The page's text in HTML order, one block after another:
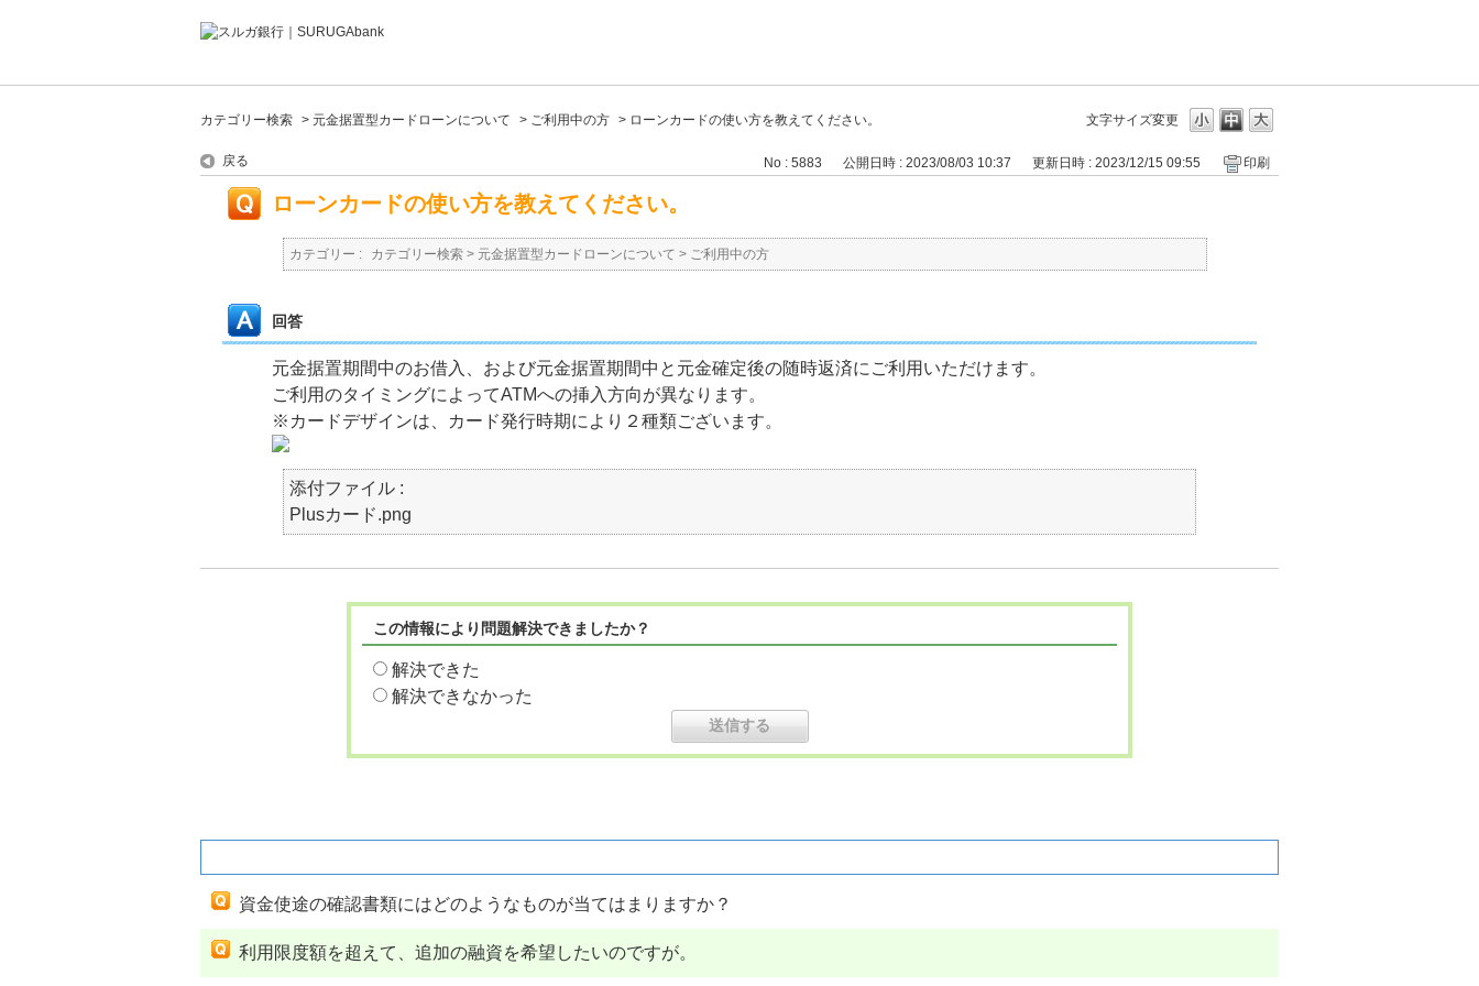
文字サイズ変更
カテゴリー検索 > 元金据置型カードローンについて > ご利用中の方 > ローンカードの使い方を教えてください。
戻る No : 5883 公開日時 : 2023/08/03 10:37 更新日時 : 2023/12/15 09:55 印刷
ローンカードの使い方を教えてください。
カテゴリー : カテゴリー検索 > 元金据置型カードローンについて > ご利用中の方
回答
元金据置期間中のお借入、および元金据置期間中と元金確定後の随時返済にご利用いただけます。
ご利用のタイミングによってATMへの挿入方向が異なります。
※カードデザインは、カード発行時期により２種類ございます。
添付ファイル :
Plusカード.png
この情報により問題解決できましたか？
解決できた
解決できなかった
資金使途の確認書類にはどのようなものが当てはまりますか？
利用限度額を超えて、追加の融資を希望したいのですが。